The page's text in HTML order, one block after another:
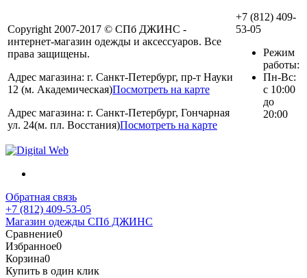
Copyright 2007-2017 © СПб ДЖИНС -
интернет-магазин одежды и аксессуаров. Все
права защищены.
Адрес магазина: г. Санкт-Петербург, пр-т Науки
12 (м. Академическая)Посмотреть на карте
Адрес магазина: г. Санкт-Петербург, Гончарная
ул. 24(м. пл. Восстания)Посмотреть на карте
+7 (812) 409-
53-05
Режим
работы:
Пн-Вс:
с 10:00
до
20:00
Обратная связь
+7 (812) 409-53-05
Магазин одежды СПб ДЖИНС
Сравнение0
Избранное0
Корзина0
Купить в один клик